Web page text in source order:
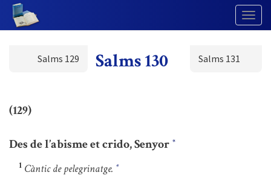
Salms 129 Salms 130 Salms 131
(129)
Des de l’abisme et crido, Senyor *
1 Càntic de pelegrinatge. *